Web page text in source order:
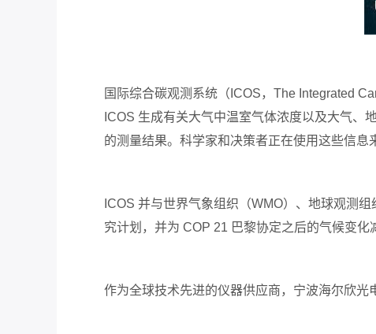
国际综合碳观测系统 （ ICOS， The Integrated
ICOS 生成有关大气中温室气体浓度以及大气、
的测量结果。科学家和决策者正在使用这些信息
ICOS 并与世界气象组织（WMO） 、 地球观测组
究计划，并为 COP 21 巴黎协定之后的气候变化
作为全球技术先进的仪器供应商，宁波海尔欣